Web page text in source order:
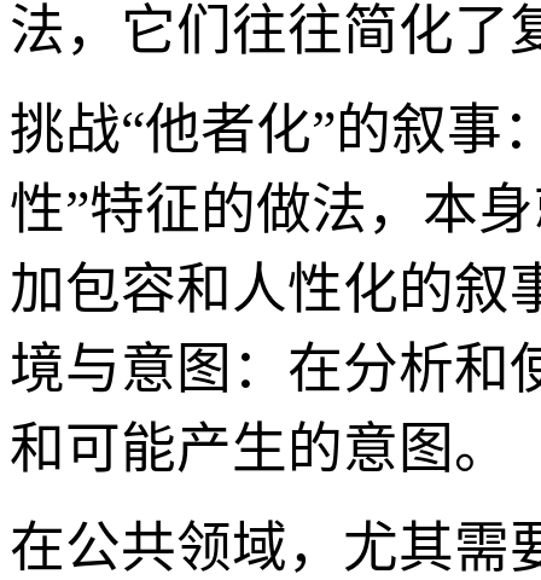
法，它们往往简化了
挑战“他者化”的叙事
性”特征的做法，本
加包容和人性化的叙
境与意图：在分析和
和可能产生的意图。
在公共领域，尤其需